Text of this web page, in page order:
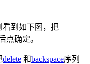
看到如下图，把
点确定。
delete 和backspace序列